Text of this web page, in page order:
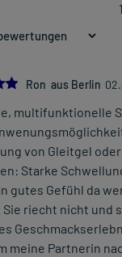
1
5.0
Ron aus Berlin
multifunktionelle
von Gleitgel
Starke
gutes Gefühl da
riecht nicht und
meine Partnerin